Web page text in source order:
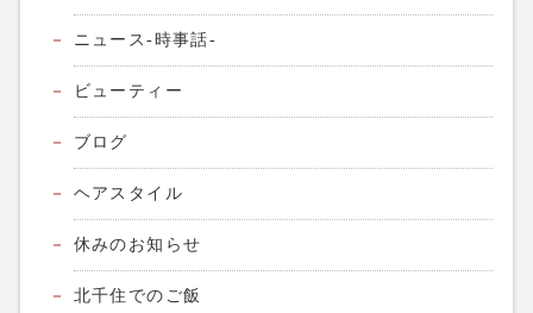
ニュース-時事話-
ビューティー
ブログ
ヘアスタイル
休みのお知らせ
北千住でのご飯